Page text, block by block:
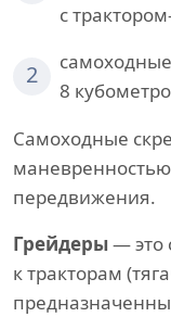
с
2
8
Самоходные
передвижения.
Грейдеры — это
к тракторам